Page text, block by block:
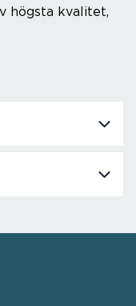
högsta kvalitet,